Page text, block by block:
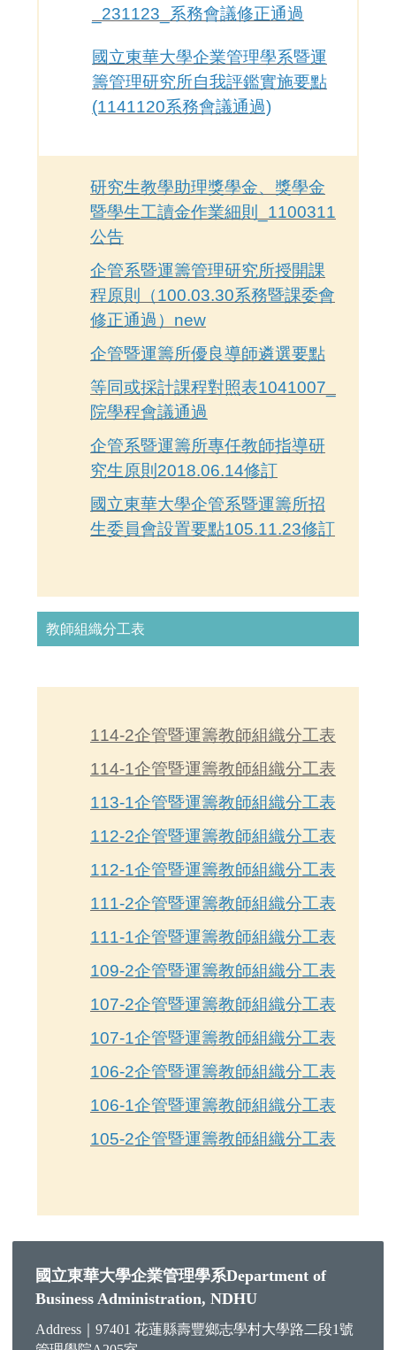
_231123_系務會議修正通過
國立東華大學企業管理學系暨運
籌管理研究所自我評鑑實施要點
(1141120系務會議通過)
研究生教學助理獎學金、獎學金
暨學生工讀金作業細則_1100311
公告
企管系暨運籌管理研究所授開課
程原則（100.03.30系務暨課委會
修正通過）new
企管暨運籌所優良導師遴選要點
等同或採計課程對照表1041007_
院學程會議通過
企管系暨運籌所專任教師指導研
究生原則2018.06.14修訂
國立東華大學企管系暨運籌所招
生委員會設置要點105.11.23修訂
教師組織分工表
114-2企管暨運籌教師組織分工表
114-1企管暨運籌教師組織分工表
113-1企管暨運籌教師組織分工表
112-2企管暨運籌教師組織分工表
112-1企管暨運籌教師組織分工表
111-2企管暨運籌教師組織分工表
111-1企管暨運籌教師組織分工表
109-2企管暨運籌教師組織分工表
107-2企管暨運籌教師組織分工表
107-1企管暨運籌教師組織分工表
106-2企管暨運籌教師組織分工表
106-1企管暨運籌教師組織分工表
105-2企管暨運籌教師組織分工表
國立東華大學企業管理學系Department of
Business Administration, NDHU
Address｜97401 花蓮縣壽豐鄉志學村大學路二段1號